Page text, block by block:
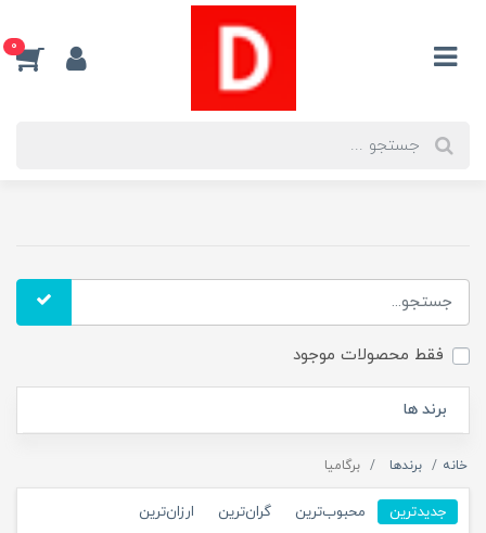
0
فقط محصولات موجود
برند ها
خانه برندها برگامیا
جدیدترین محبوب‌ترین گران‌ترین ارزان‌ترین